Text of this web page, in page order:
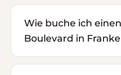
Wie buche ich
Boulevard in